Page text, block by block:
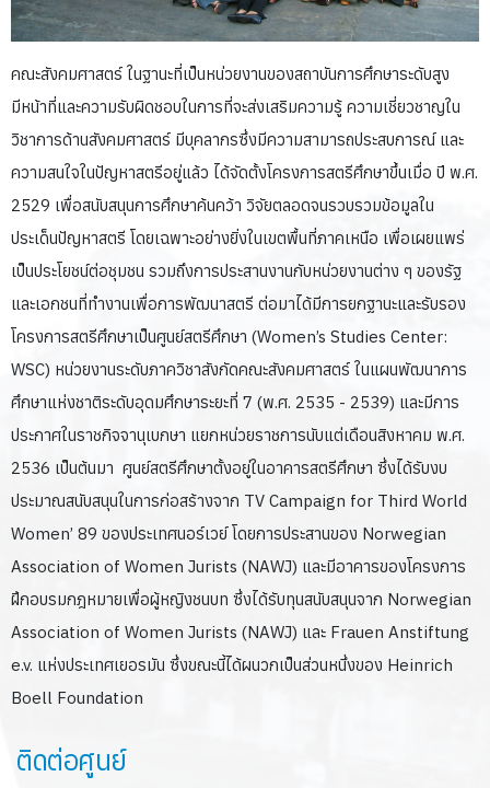
คณะสังคมศาสตร์ ในฐานะที่เป็นหน่วยงานของสถาบันการศึกษาระดับสูง
มีหน้าที่และความรับผิดชอบในการที่จะส่งเสริมความรู้ ความเชี่ยวชาญใน
วิชาการด้านสังคมศาสตร์ มีบุคลากรซึ่งมีความสามารถประสบการณ์ และ
ความสนใจในปัญหาสตรีอยู่แล้ว ได้จัดตั้งโครงการสตรีศึกษาขึ้นเมื่อ ปี พ.ศ.
2529 เพื่อสนับสนุนการศึกษาค้นคว้า วิจัยตลอดจนรวบรวมข้อมูลใน
ประเด็นปัญหาสตรี โดยเฉพาะอย่างยิ่งในเขตพื้นที่ภาคเหนือ เพื่อเผยแพร่
เป็นประโยชน์ต่อชุมชน รวมถึงการประสานงานกับหน่วยงานต่าง ๆ ของรัฐ
และเอกชนที่ทำงานเพื่อการพัฒนาสตรี ต่อมาได้มีการยกฐานะและรับรอง
โครงการสตรีศึกษาเป็นศูนย์สตรีศึกษา (Women’s Studies Center:
WSC) หน่วยงานระดับภาควิชาสังกัดคณะสังคมศาสตร์ ในแผนพัฒนาการ
ศึกษาแห่งชาติระดับอุดมศึกษาระยะที่ 7 (พ.ศ. 2535 - 2539) และมีการ
ประกาศในราชกิจจานุเบกษา แยกหน่วยราชการนับแต่เดือนสิงหาคม พ.ศ.
2536 เป็นต้นมา ศูนย์สตรีศึกษาตั้งอยู่ในอาคารสตรีศึกษา ซึ่งได้รับงบ
ประมาณสนับสนุนในการก่อสร้างจาก TV Campaign for Third World
Women’ 89 ของประเทศนอร์เวย์ โดยการประสานของ Norwegian
Association of Women Jurists (NAWJ) และมีอาคารของโครงการ
ฝึกอบรมกฎหมายเพื่อผู้หญิงชนบท ซึ่งได้รับทุนสนับสนุนจาก Norwegian
Association of Women Jurists (NAWJ) และ Frauen Anstiftung
e.v. แห่งประเทศเยอรมัน ซึ่งขณะนี้ได้ผนวกเป็นส่วนหนึ่งของ Heinrich
Boell Foundation
ติดต่อศูนย์